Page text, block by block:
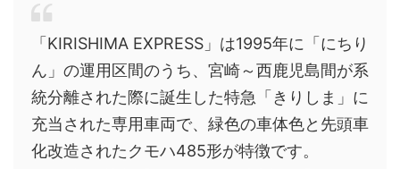
「KIRISHIMA EXPRESS」は1995年に「にちり
ん」の運用区間のうち、宮崎～西鹿児島間が系
統分離された際に誕生した特急「きりしま」に
充当された専用車両で、緑色の車体色と先頭車
化改造されたクモハ485形が特徴です。